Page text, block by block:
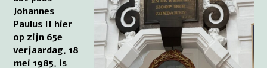
Johannes
Paulus II hier
op zijn 65e
verjaardag, 18
mei 1985, is